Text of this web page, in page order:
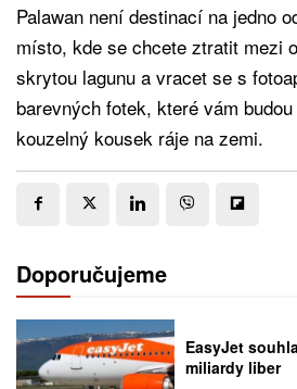
Palawan není destinací na jedno
místo, kde se chcete ztratit mezi
skrytou lagunu a vracet se s
barevných fotek, které vám
kouzelný kousek ráje na zemi.
Doporučujeme
EasyJet
miliardy liber